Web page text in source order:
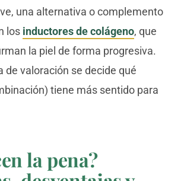
una alternativa o complemento
los inductores de colágeno, que
la piel de forma progresiva.
de valoración se decide qué
tiene más sentido para
la pena?